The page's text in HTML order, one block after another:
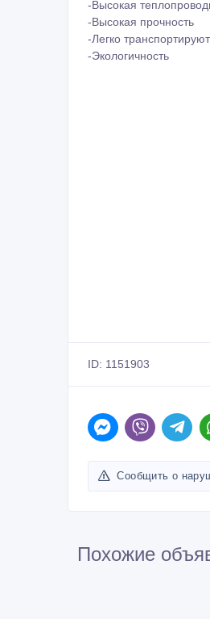
-Высокая
-Высокая прочность
-Легко
-Экологичность
ID: 1151903
Сообщить о
Похожие